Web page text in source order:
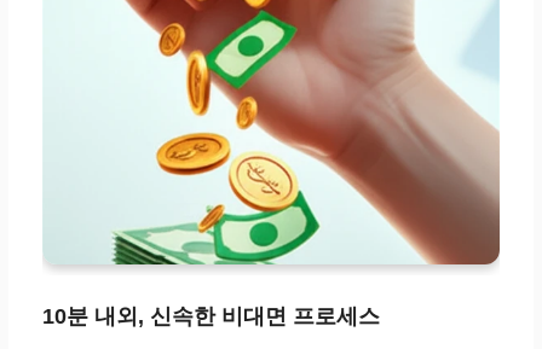
10분 내외, 신속한 비대면 프로세스